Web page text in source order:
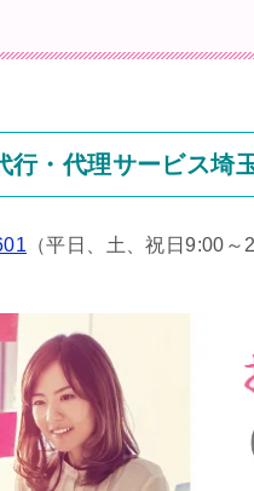
行・代理サービス埼
（平日、土、祝日9:00～